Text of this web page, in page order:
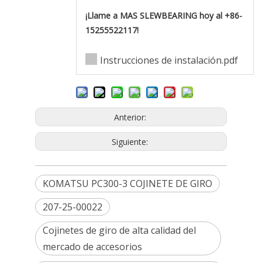
¡Llame a MAS SLEWBEARING hoy al +86-
15255522117!
Instrucciones de instalación.pdf
Anterior:
Siguiente:
KOMATSU PC300-3 COJINETE DE GIRO
207-25-00022
Cojinetes de giro de alta calidad del
mercado de accesorios